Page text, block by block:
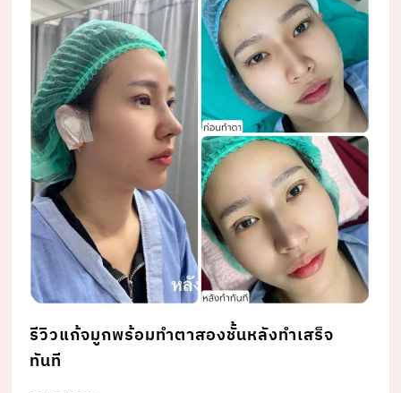
รีวิวแก้จมูกพร้อมทำตาสองชั้นหลังทำเสร็จ
ทันที